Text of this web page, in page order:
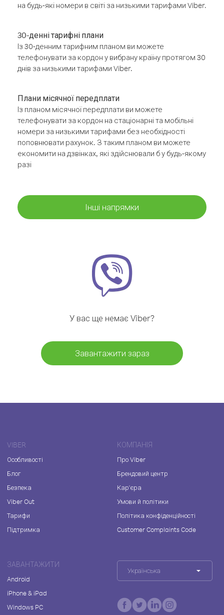
на будь-які номери в світі за низькими тарифами Viber.
30-денні тарифні плани
Із 30-денним тарифним планом ви можете
телефонувати за кордон у вибрану країну протягом 30
днів за низькими тарифами Viber.
Плани місячної передплати
Із планом місячної передплати ви можете
телефонувати за кордон на стаціонарні та мобільні
номери за низькими тарифами без необхідності
поповнювати рахунок. З таким планом ви можете
економити на дзвінках, які здійснювали б у будь-якому
разі
Інші напрямки
У вас ще немає Viber?
Завантажити зараз
VIBER
Особливості
Блог
Безпека
Viber Out
Тарифи
Підтримка
КОМПАНІЯ
Про Viber
Брендовий центр
Кар'єра
Умови й політики
Політика конфіденційності
Customer Complaints Code
ЗАВАНТАЖИТИ
Android
iPhone & iPad
Windows PC
Українська